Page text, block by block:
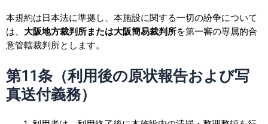
本規約は日本法に準拠し、本施設に関する一切の紛争について
は、 大阪地方裁判所または大阪簡易裁判所を第一審の専属的合
意管轄裁判所とします。
第11条（利用後の原状報告および写
真送付義務）